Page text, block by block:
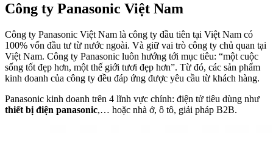
Công ty Panasonic Việt Nam
Công ty Panasonic Việt Nam là công ty đầu tiên tại Việt Nam có
100% vốn đầu tư từ nước ngoài. Và giữ vai trò công ty chủ quan tại
Việt Nam. Công ty Panasonic luôn hướng tới mục tiêu: “một cuộc
sống tốt đẹp hơn, một thế giới tươi đẹp hơn”. Từ đó, các sản phẩm
kinh doanh của công ty đều đáp ứng được yêu cầu từ khách hàng.
Panasonic kinh doanh trên 4 lĩnh vực chính: điện tử tiêu dùng như
thiết bị điện panasonic,… hoặc nhà ở, ô tô, giải pháp B2B.